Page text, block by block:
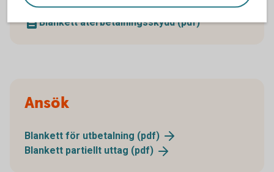
Behöver duåterbetalningsskydd?
Blankett återbetalningsskydd (pdf)
Ansök
Blankett för utbetalning (pdf)
Blankett partiellt uttag (pdf)